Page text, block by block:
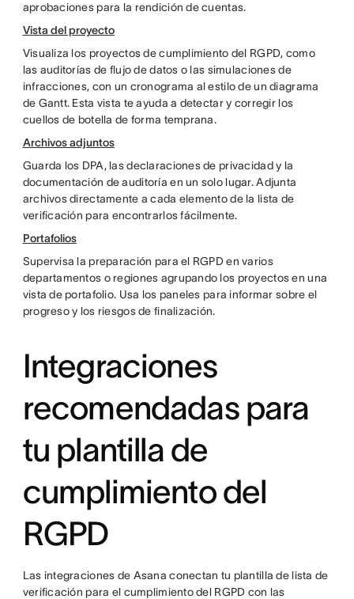
aprobaciones para la rendición de cuentas.
Vista del proyecto
Visualiza los proyectos de cumplimiento del RGPD, como
las auditorías de flujo de datos o las simulaciones de
infracciones, con un cronograma al estilo de un diagrama
de Gantt. Esta vista te ayuda a detectar y corregir los
cuellos de botella de forma temprana.
Archivos adjuntos
Guarda los DPA, las declaraciones de privacidad y la
documentación de auditoría en un solo lugar. Adjunta
archivos directamente a cada elemento de la lista de
verificación para encontrarlos fácilmente.
Portafolios
Supervisa la preparación para el RGPD en varios
departamentos o regiones agrupando los proyectos en una
vista de portafolio. Usa los paneles para informar sobre el
progreso y los riesgos de finalización.
Integraciones
recomendadas para
tu plantilla de
cumplimiento del
RGPD
Las integraciones de Asana conectan tu plantilla de lista de
verificación para el cumplimiento del RGPD con las